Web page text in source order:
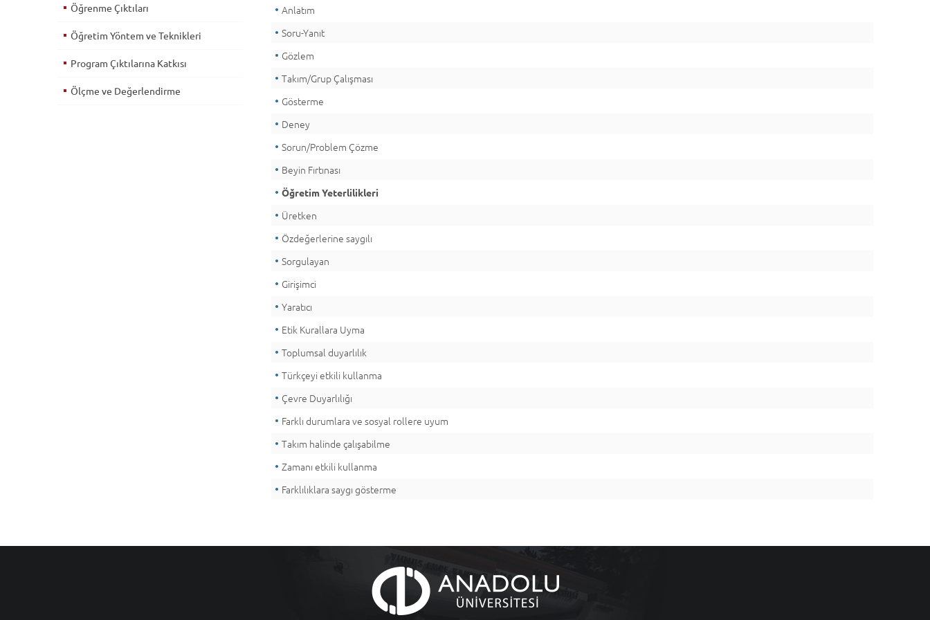
Anlatım
Soru-Yanıt
Gözlem
Takım/Grup Çalışması
Gösterme
Deney
Sorun/Problem Çözme
Beyin Fırtınası
Öğretim Yeterlilikleri
Üretken
Özdeğerlerine saygılı
Sorgulayan
Girişimci
Yaratıcı
Etik Kurallara Uyma
Toplumsal duyarlılık
Türkçeyi etkili kullanma
Çevre Duyarlılığı
Farklı durumlara ve sosyal rollere uyum
Takım halinde çalışabilme
Zamanı etkili kullanma
Farklılıklara saygı gösterme
Öğrenme Çıktıları
Öğretim Yöntem ve Teknikleri
Program Çıktılarına Katkısı
Ölçme ve Değerlendirme